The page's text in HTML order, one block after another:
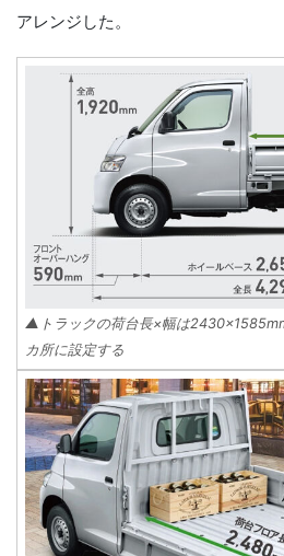
アレンジした。
▲トラックの荷台長×幅は
カ所に設定する